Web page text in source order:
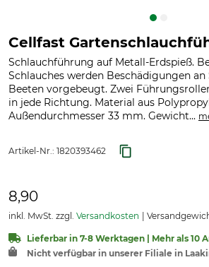
Cellfast
Schlauchführung auf Metall-Erdspieß.
Schlauches werden Beschädigungen
Beeten vorgebeugt. Zwei
in jede Richtung. Material aus
Außendurchmesser 33 mm. Gewicht...
Artikel-Nr.: 1820393462
8,90
inkl. MwSt. zzgl. Versandkosten
Lieferbar in 7-8 Werktagen | Mehr als 10
Nicht verfügbar in unserer Filiale in